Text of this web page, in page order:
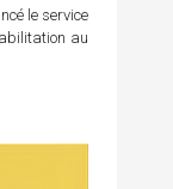
le service
au